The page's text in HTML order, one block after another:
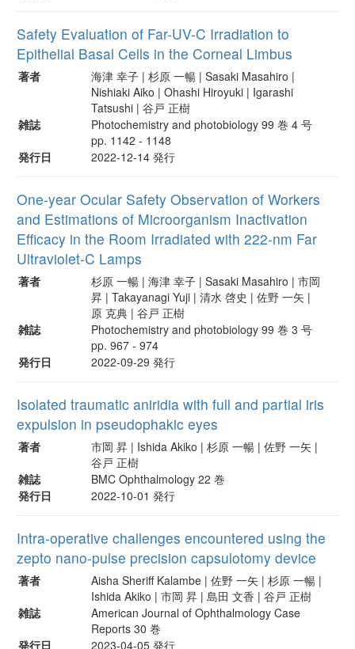
Safety Evaluation of Far-UV-C Irradiation to
Epithelial Basal Cells in the Corneal Limbus
著者
海津 幸子 | 杉原 一暢 | Sasaki Masahiro |
Nishiaki Aiko | Ohashi Hiroyuki | Igarashi
Tatsushi | 谷戸 正樹
雑誌
Photochemistry and photobiology 99 巻 4 号
pp. 1142 - 1148
発行日
2022-12-14 発行
One-year Ocular Safety Observation of Workers
and Estimations of Microorganism Inactivation
Efficacy in the Room Irradiated with 222-nm Far
Ultraviolet-C Lamps
著者
杉原 一暢 | 海津 幸子 | Sasaki Masahiro | 市岡
昇 | Takayanagi Yuji | 清水 啓史 | 佐野 一矢 |
原 克典 | 谷戸 正樹
雑誌
Photochemistry and photobiology 99 巻 3 号
pp. 967 - 974
発行日
2022-09-29 発行
Isolated traumatic aniridia with full and partial iris
expulsion in pseudophakic eyes
著者
市岡 昇 | Ishida Akiko | 杉原 一暢 | 佐野 一矢 |
谷戸 正樹
雑誌
BMC Ophthalmology 22 巻
発行日
2022-10-01 発行
Intra-operative challenges encountered using the
zepto nano-pulse precision capsulotomy device
著者
Aisha Sheriff Kalambe | 佐野 一矢 | 杉原 一暢 |
Ishida Akiko | 市岡 昇 | 島田 文香 | 谷戸 正樹
雑誌
American Journal of Ophthalmology Case
Reports 30 巻
発行日
2023-04-05 発行